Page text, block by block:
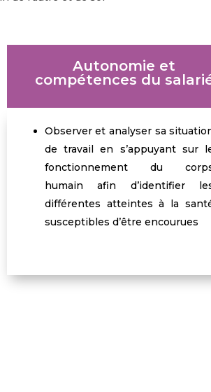
Autonomie et
compétences du
Observer et analyser sa
de travail en s’appuyant sur
fonctionnement du
humain afin d’identifier
différentes atteintes à la
susceptibles d’être encourues